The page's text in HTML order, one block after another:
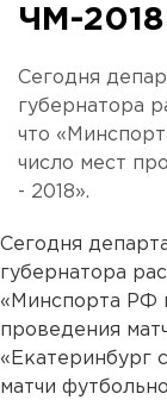
ЧМ-2018
Сегодня
губернатора
что
число мест
- 2018».
Сегодня
губернатора
«Минспорта РФ
проведения
«Екатеринбург
матчи